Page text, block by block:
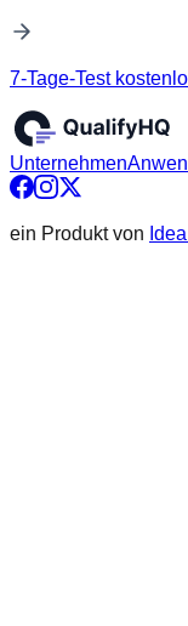
7-Tage-Test
Unternehmen
ein Produkt von